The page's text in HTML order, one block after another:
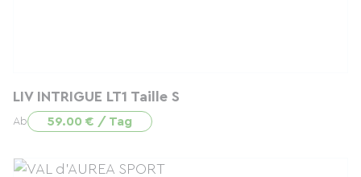
LIV INTRIGUE LT1 Taille S
Ab 59.00 € / Tag